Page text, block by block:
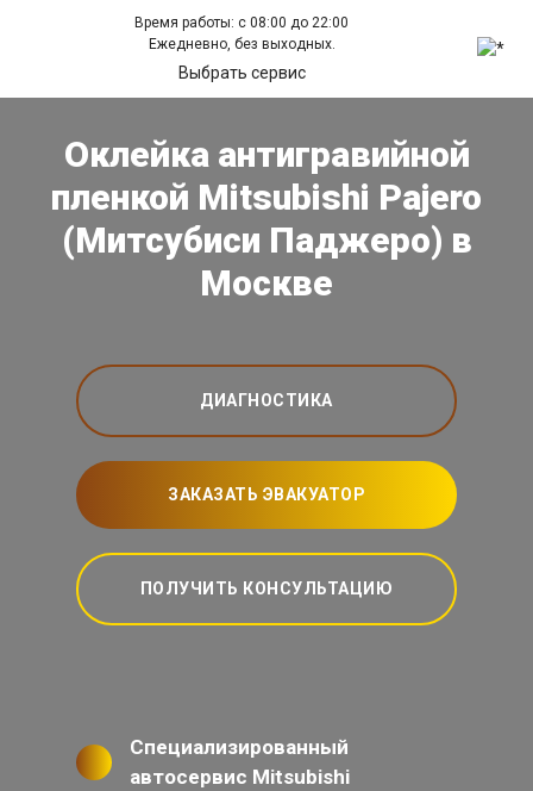
Время работы: с 08:00 до 22:00
Ежедневно, без выходных.
Выбрать сервис
Оклейка антигравийной
пленкой Mitsubishi Pajero
(Митсубиси Паджеро) в
Москве
ДИАГНОСТИКА
ЗАКАЗАТЬ ЭВАКУАТОР
ПОЛУЧИТЬ КОНСУЛЬТАЦИЮ
Специализированный
автосервис Mitsubishi